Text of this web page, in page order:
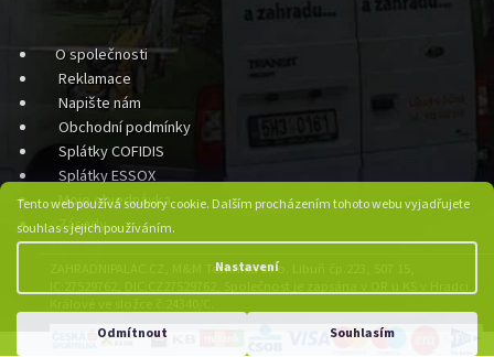
Tento web používá soubory cookie. Dalším procházením tohoto webu vyjadřujete
souhlas s jejich používáním.
Nastavení
Odmítnout Souhlasím
O společnosti
Reklamace
Napište nám
Obchodní podmínky
Splátky COFIDIS
Splátky ESSOX
Moje objednávka
Zásady
ZAHRADNIPALAC.CZ, M&M Technika s.r.o. Libuň čp.223, 507 15,